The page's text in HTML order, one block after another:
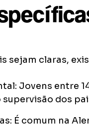
sejam claras,
Jovens entre
dos
É comum na